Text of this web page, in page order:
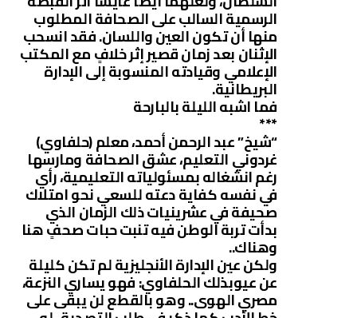
الرسمية السالب على الصحافة المطلوب
منها أن تكون العين واللسان. فقد انسحب
الإثنان بعد زمان قصير إثر خلافٍ مع المكتب
الإعلامي وقيادته المنسوبة إلى الإدارة
البريطانية.
فما اشبه الليلة بالبارحة
***
“شيخ” عبد الرحمن أحمد، معلم (حلفاوي)
غردوني التعليم، عشق الصحافة ومارسها
رغم انشغاله بمسئولياته التعليمية، رأي
في نفسه كفاية دعته للسعي نحو امتلاك
صحيفة في عشرينيات ذلك الزمان الذي
بدأت تربة الوطن فيه تنبت حبات صحفٍ هنا
وهناك..
ولكن عين الإدارة الأنجليزية لم تكن كليلة
عن عيوبذلك الحلفاوي: فهو يساري النزعة،
مصري الهوى.. وهو بالقطع لن يبقى على